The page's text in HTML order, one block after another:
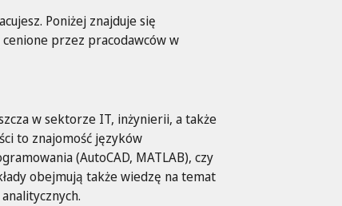
Poniżej znajduje się
przez pracodawców w
w sektorze IT, inżynierii, a także
to znajomość języków
(AutoCAD, MATLAB), czy
obejmują także wiedzę na temat